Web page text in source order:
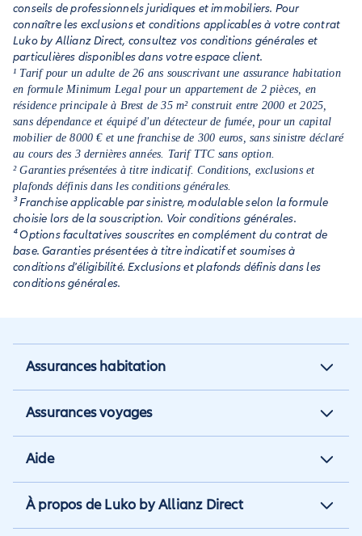
conseils de professionnels juridiques et immobiliers. Pour
connaître les exclusions et conditions applicables à votre contrat
Luko by Allianz Direct, consultez vos conditions générales et
particulières disponibles dans votre espace client.
¹ Tarif pour un adulte de 26 ans souscrivant une assurance habitation
en formule Minimum Legal pour un appartement de 2 pièces, en
résidence principale à Brest de 35 m² construit entre 2000 et 2025,
sans dépendance et équipé d'un détecteur de fumée, pour un capital
mobilier de 8000 € et une franchise de 300 euros, sans sinistre déclaré
au cours des 3 dernières années. Tarif TTC sans option.
² Garanties présentées à titre indicatif. Conditions, exclusions et
plafonds définis dans les conditions générales.
³ Franchise applicable par sinistre, modulable selon la formule
choisie lors de la souscription. Voir conditions générales.
⁴ Options facultatives souscrites en complément du contrat de
base. Garanties présentées à titre indicatif et soumises à
conditions d'éligibilité. Exclusions et plafonds définis dans les
conditions générales.
Assurances habitation
Assurance habitation
Assurance locataire
Assurance propriétaire non
occupant
Assurances voyages
Assurance vacances
Assurance annulation
Assurance annuelle
Aide
Aide et contact
Aide habitation
À propos de Luko by Allianz Direct